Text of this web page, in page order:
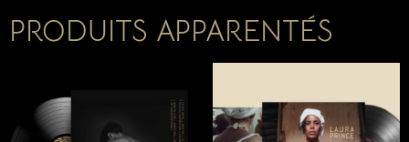
PRODUITS APPARENTÉS